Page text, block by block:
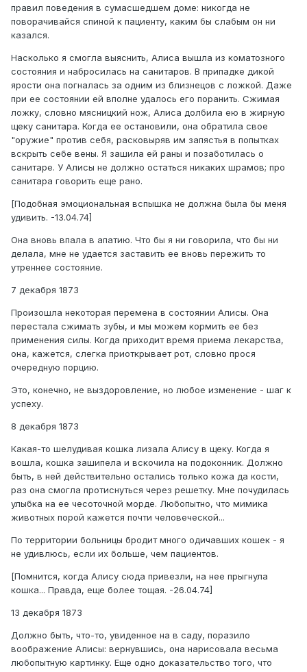
правил поведения в сумасшедшем доме: никогда не
поворачивайся спиной к пациенту, каким бы слабым он ни
казался.
Насколько я смогла выяснить, Алиса вышла из коматозного
состояния и набросилась на санитаров. В припадке дикой
ярости она погналась за одним из близнецов с ложкой. Даже
при ее состоянии ей вполне удалось его поранить. Сжимая
ложку, словно мясницкий нож, Алиса долбила ею в жирную
щеку санитара. Когда ее остановили, она обратила свое
"оружие" против себя, расковыряв им запястья в попытках
вскрыть себе вены. Я зашила ей раны и позаботилась о
санитаре. У Алисы не должно остаться никаких шрамов; про
санитара говорить еще рано.
[Подобная эмоциональная вспышка не должна была бы меня
удивить. -13.04.74]
Она вновь впала в апатию. Что бы я ни говорила, что бы ни
делала, мне не удается заставить ее вновь пережить то
утреннее состояние.
7 декабря 1873
Произошла некоторая перемена в состоянии Алисы. Она
перестала сжимать зубы, и мы можем кормить ее без
применения силы. Когда приходит время приема лекарства,
она, кажется, слегка приоткрывает рот, словно прося
очередную порцию.
Это, конечно, не выздоровление, но любое изменение - шаг к
успеху.
8 декабря 1873
Какая-то шелудивая кошка лизала Алису в щеку. Когда я
вошла, кошка зашипела и вскочила на подоконник. Должно
быть, в ней действительно остались только кожа да кости,
раз она смогла протиснуться через решетку. Мне почудилась
улыбка на ее чесоточной морде. Любопытно, что мимика
животных порой кажется почти человеческой...
По территории больницы бродит много одичавших кошек - я
не удивлюсь, если их больше, чем пациентов.
[Помнится, когда Алису сюда привезли, на нее прыгнула
кошка... Правда, еще более тощая. -26.04.74]
13 декабря 1873
Должно быть, что-то, увиденное на в саду, поразило
воображение Алисы: вернувшись, она нарисовала весьма
любопытную картинку. Еще одно доказательство того, что